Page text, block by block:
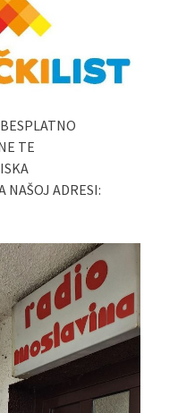
TE
NAŠOJ ADRESI: